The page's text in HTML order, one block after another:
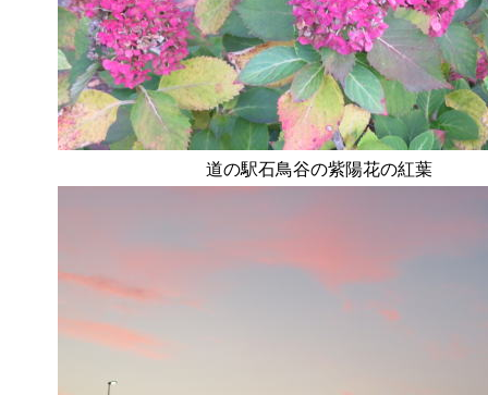
道の駅石鳥谷の紫陽花の紅葉